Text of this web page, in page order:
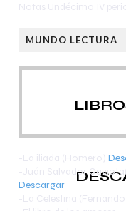
MUNDO LECTURA
-Juán Salvador
Descargar